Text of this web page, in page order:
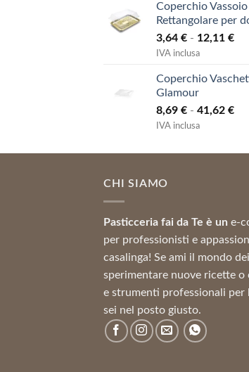
era:
23,19 €.
è:
Coperchio Vassoio
Rettangolare per
3,64 € - 12,11 €
da
a
IVA inclusa
Coperchio
Glamour
8,69 € - 41,62 €
da
IVA inclusa
CHI SIAMO
Pasticceria fai da Te è un e-
per professionisti e
casalinga! Se ami il mondo
sperimentare nuove ricette o
e strumenti professionali per
sei nel posto giusto.